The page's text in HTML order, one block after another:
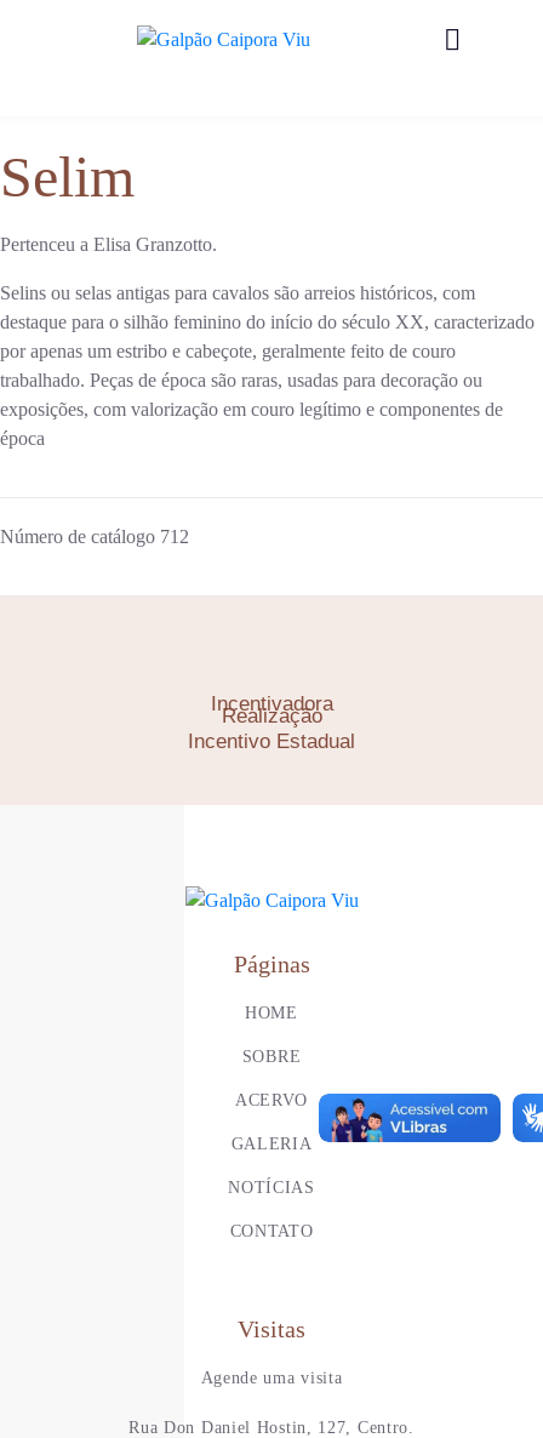
Selim
Pertenceu a Elisa Granzotto.
Selins ou selas antigas para cavalos são arreios históricos, com
destaque para o silhão feminino do início do século XX, caracterizado
por apenas um estribo e cabeçote, geralmente feito de couro
trabalhado. Peças de época são raras, usadas para decoração ou
exposições, com valorização em couro legítimo e componentes de
época
Número de catálogo 712
Realização
Incentivadora
Incentivo Estadual
Páginas
HOME
SOBRE
ACERVO
GALERIA
NOTÍCIAS
CONTATO
Visitas
Agende uma visita
Rua Don Daniel Hostin, 127, Centro.